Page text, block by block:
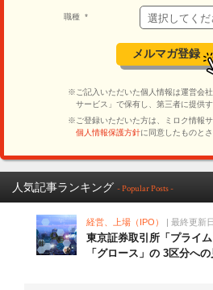
人気記事ランキング - Popular Posts -
経営、上場（IPO） | 最終更新
東京証券取引所「プライ
「グロース」の 3区分へ